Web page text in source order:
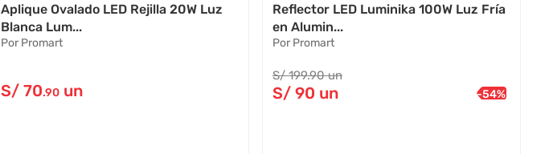
Aplique Ovalado LED Rejilla 20W Luz
Blanca Lum...
Por Promart
S/70.90 un
Reflector LED Luminika 100W Luz Fría
en Alumin...
Por Promart
S/199.90 un
S/ 90 un -54%